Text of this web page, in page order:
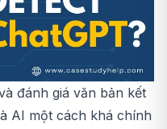
đánh giá văn bản kết
AI một cách khá chính